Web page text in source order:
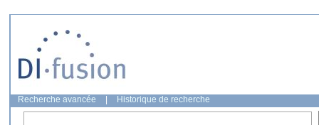
Recherche avancée Historique de recherche